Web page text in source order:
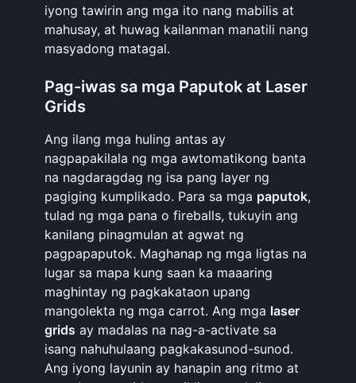
iyong tawirin ang mga ito nang mabilis at
mahusay, at huwag kailanman manatili nang
masyadong matagal.
Pag-iwas sa mga Paputok at Laser
Grids
Ang ilang mga huling antas ay
nagpapakilala ng mga awtomatikong banta
na nagdaragdag ng isa pang layer ng
pagiging kumplikado. Para sa mga paputok,
tulad ng mga pana o fireballs, tukuyin ang
kanilang pinagmulan at agwat ng
pagpapaputok. Maghanap ng mga ligtas na
lugar sa mapa kung saan ka maaaring
maghintay ng pagkakataon upang
mangolekta ng mga carrot. Ang mga laser
grids ay madalas na nag-a-activate sa
isang nahuhulaang pagkakasunod-sunod.
Ang iyong layunin ay hanapin ang ritmo at